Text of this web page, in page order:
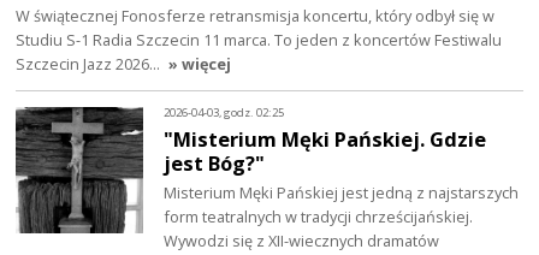
W świątecznej Fonosferze retransmisja koncertu, który odbył się w
Studiu S-1 Radia Szczecin 11 marca. To jeden z koncertów Festiwalu
Szczecin Jazz 2026… » więcej
2026-04-03, godz. 02:25
"Misterium Męki Pańskiej. Gdzie
jest Bóg?"
Misterium Męki Pańskiej jest jedną z najstarszych
form teatralnych w tradycji chrześcijańskiej.
Wywodzi się z XII-wiecznych dramatów